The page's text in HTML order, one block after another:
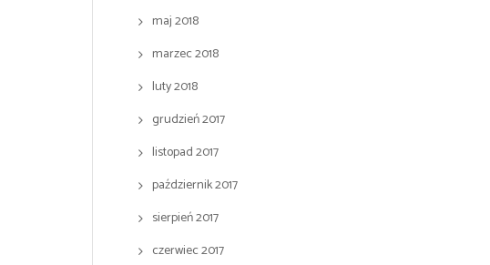
maj 2018
marzec 2018
luty 2018
grudzień 2017
listopad 2017
październik 2017
sierpień 2017
czerwiec 2017